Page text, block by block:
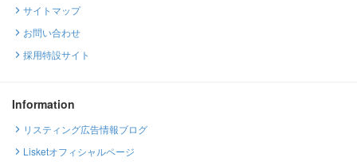
サイトマップ
お問い合わせ
採用特設サイト
Information
リスティング広告情報ブログ
Lisketオフィシャルページ